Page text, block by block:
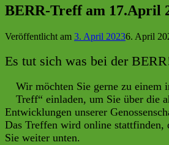
BERR-Treff am 17.April
Veröffentlicht am 3. April 20236. April
Es tut sich was bei der
Wir möchten Sie gerne zu einem
Treff“ einladen, um Sie über die
Entwicklungen unserer
Das Treffen wird online stattfinden,
Sie weiter unten.